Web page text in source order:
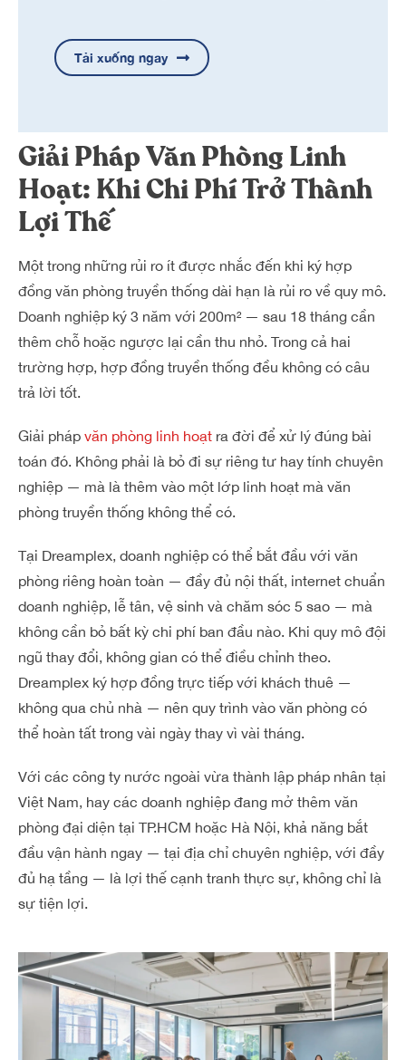
Tải xuống ngay
Giải Pháp Văn Phòng Linh
Hoạt: Khi Chi Phí Trở Thành
Lợi Thế
Một trong những rủi ro ít được nhắc đến khi ký hợp
đồng văn phòng truyền thống dài hạn là rủi ro về quy mô.
Doanh nghiệp ký 3 năm với 200m² — sau 18 tháng cần
thêm chỗ hoặc ngược lại cần thu nhỏ. Trong cả hai
trường hợp, hợp đồng truyền thống đều không có câu
trả lời tốt.
Giải pháp văn phòng linh hoạt ra đời để xử lý đúng bài
toán đó. Không phải là bỏ đi sự riêng tư hay tính chuyên
nghiệp — mà là thêm vào một lớp linh hoạt mà văn
phòng truyền thống không thể có.
Tại Dreamplex, doanh nghiệp có thể bắt đầu với văn
phòng riêng hoàn toàn — đầy đủ nội thất, internet chuẩn
doanh nghiệp, lễ tân, vệ sinh và chăm sóc 5 sao — mà
không cần bỏ bất kỳ chi phí ban đầu nào. Khi quy mô đội
ngũ thay đổi, không gian có thể điều chỉnh theo.
Dreamplex ký hợp đồng trực tiếp với khách thuê —
không qua chủ nhà — nên quy trình vào văn phòng có
thể hoàn tất trong vài ngày thay vì vài tháng.
Với các công ty nước ngoài vừa thành lập pháp nhân tại
Việt Nam, hay các doanh nghiệp đang mở thêm văn
phòng đại diện tại TP.HCM hoặc Hà Nội, khả năng bắt
đầu vận hành ngay — tại địa chỉ chuyên nghiệp, với đầy
đủ hạ tầng — là lợi thế cạnh tranh thực sự, không chỉ là
sự tiện lợi.